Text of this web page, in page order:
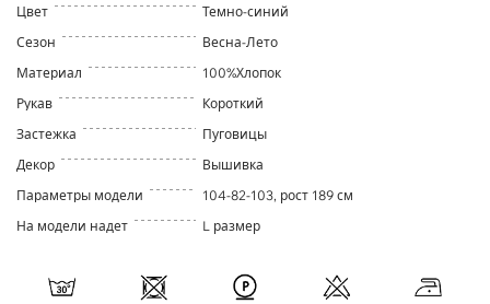
Цвет
Темно-синий
Сезон
Весна-Лето
Материал
100%Хлопок
Рукав
Короткий
Застежка
Пуговицы
Декор
Вышивка
Параметры модели
104-82-103, рост 189 см
На модели надет
L размер